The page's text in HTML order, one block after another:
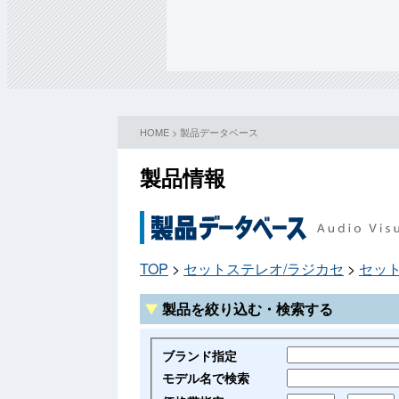
HOME > 製品データベース
製品情報
TOP > セットステレオ/ラジカセ > セッ
製品を絞り込む・検索する
ブランド指定
モデル名で検索